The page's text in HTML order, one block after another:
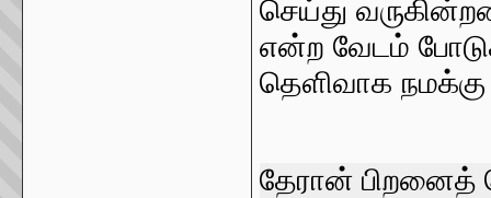
செய்து
என்ற வேடம்
தெளிவாக நமக்கு
தேரான் பிறனைத்